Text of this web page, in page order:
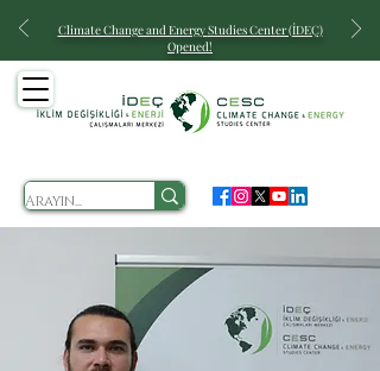
Climate Change and EnergyStudies Center (İDEÇ)
Opened!